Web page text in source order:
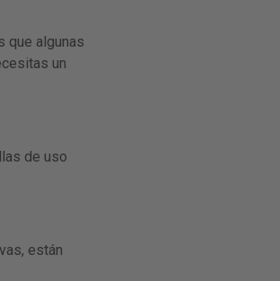
que algunas
un
de uso
están